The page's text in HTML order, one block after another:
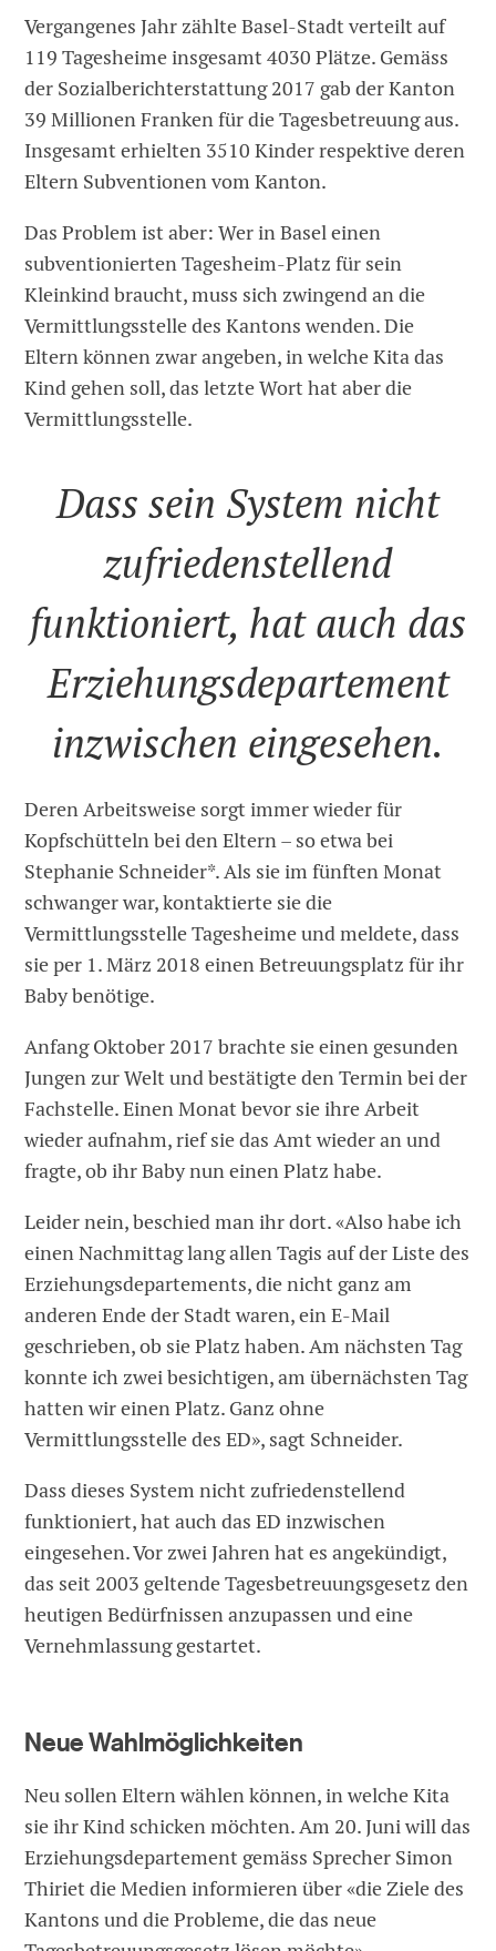
Vergangenes Jahr zählte Basel-Stadt verteilt auf
119 Tagesheime insgesamt 4030 Plätze. Gemäss
der Sozialberichterstattung 2017 gab der Kanton
39 Millionen Franken für die Tagesbetreuung aus.
Insgesamt erhielten 3510 Kinder respektive deren
Eltern Subventionen vom Kanton.
Das Problem ist aber: Wer in Basel einen
subventionierten Tagesheim-Platz für sein
Kleinkind braucht, muss sich zwingend an die
Vermittlungsstelle des Kantons wenden. Die
Eltern können zwar angeben, in welche Kita das
Kind gehen soll, das letzte Wort hat aber die
Vermittlungsstelle.
Dass sein System nicht
zufriedenstellend
funktioniert, hat auch das
Erziehungsdepartement
inzwischen eingesehen.
Deren Arbeitsweise sorgt immer wieder für
Kopfschütteln bei den Eltern – so etwa bei
Stephanie Schneider*. Als sie im fünften Monat
schwanger war, kontaktierte sie die
Vermittlungsstelle Tagesheime und meldete, dass
sie per 1. März 2018 einen Betreuungsplatz für ihr
Baby benötige.
Anfang Oktober 2017 brachte sie einen gesunden
Jungen zur Welt und bestätigte den Termin bei der
Fachstelle. Einen Monat bevor sie ihre Arbeit
wieder aufnahm, rief sie das Amt wieder an und
fragte, ob ihr Baby nun einen Platz habe.
Leider nein, beschied man ihr dort. «Also habe ich
einen Nachmittag lang allen Tagis auf der Liste des
Erziehungsdepartements, die nicht ganz am
anderen Ende der Stadt waren, ein E-Mail
geschrieben, ob sie Platz haben. Am nächsten Tag
konnte ich zwei besichtigen, am übernächsten Tag
hatten wir einen Platz. Ganz ohne
Vermittlungsstelle des ED», sagt Schneider.
Dass dieses System nicht zufriedenstellend
funktioniert, hat auch das ED inzwischen
eingesehen. Vor zwei Jahren hat es angekündigt,
das seit 2003 geltende Tagesbetreuungsgesetz den
heutigen Bedürfnissen anzupassen und eine
Vernehmlassung gestartet.
Neue Wahlmöglichkeiten
Neu sollen Eltern wählen können, in welche Kita
sie ihr Kind schicken möchten. Am 20. Juni will das
Erziehungsdepartement gemäss Sprecher Simon
Thiriet die Medien informieren über «die Ziele des
Kantons und die Probleme, die das neue